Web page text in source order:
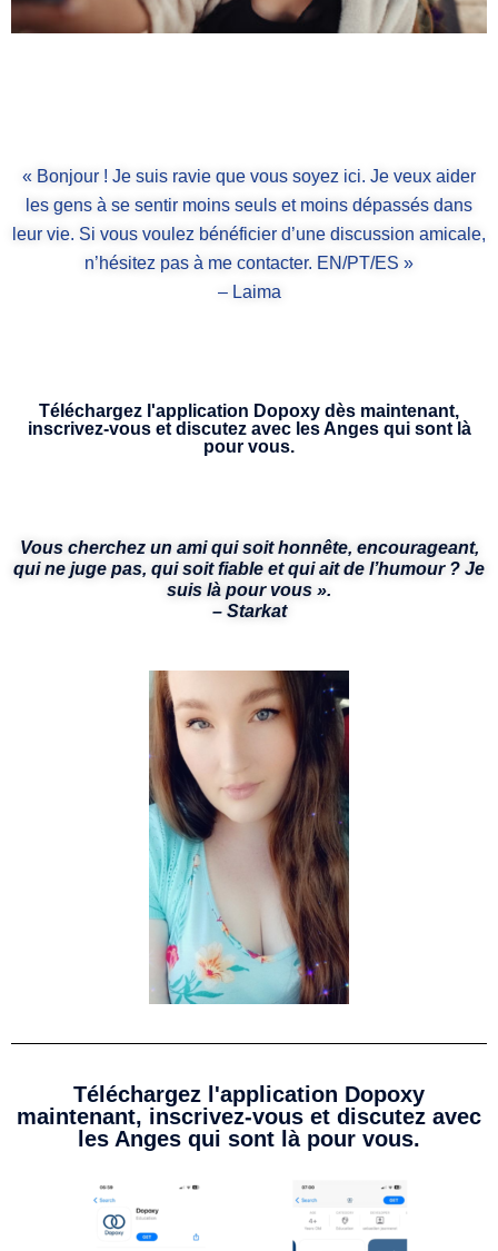
« Bonjour ! Je suis ravie que vous soyez ici. Je veux aider
les gens à se sentir moins seuls et moins dépassés dans
leur vie. Si vous voulez bénéficier d’une discussion amicale,
n’hésitez pas à me contacter. EN/PT/ES »
– Laima
Téléchargez l'application Dopoxy dès maintenant,
inscrivez-vous et discutez avec les Anges qui sont là
pour vous.
Vous cherchez un ami qui soit honnête, encourageant,
qui ne juge pas, qui soit fiable et qui ait de l’humour ? Je
suis là pour vous ».
– Starkat
Téléchargez l'application Dopoxy
maintenant, inscrivez-vous et discutez avec
les Anges qui sont là pour vous.